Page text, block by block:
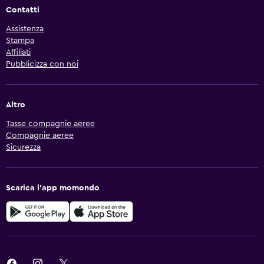
Contatti
Assistenza
Stampa
Affiliati
Pubblicizza con noi
Altro
Tasse compagnie aeree
Compagnie aeree
Sicurezza
Scarica l'app momondo